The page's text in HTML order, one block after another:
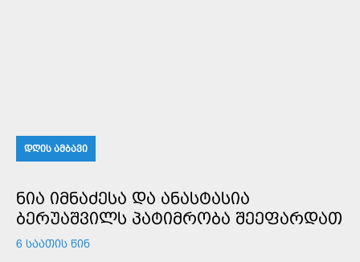
ᲓᲦᲘᲡ ᲐᲛᲑᲐᲕᲘ
ᲜᲘᲐ ᲘᲛᲜᲐᲫᲔᲡᲐ ᲓᲐ ᲐᲜᲐᲡᲢᲐᲡᲘᲐ
ᲑᲔᲠᲣᲐᲨᲕᲘᲚᲡ ᲞᲐᲢᲘᲛᲠᲝᲑᲐ ᲨᲔᲔᲤᲐᲠᲓᲐᲗ
6 ᲡᲐᲐᲗᲘᲡ ᲬᲘᲜ